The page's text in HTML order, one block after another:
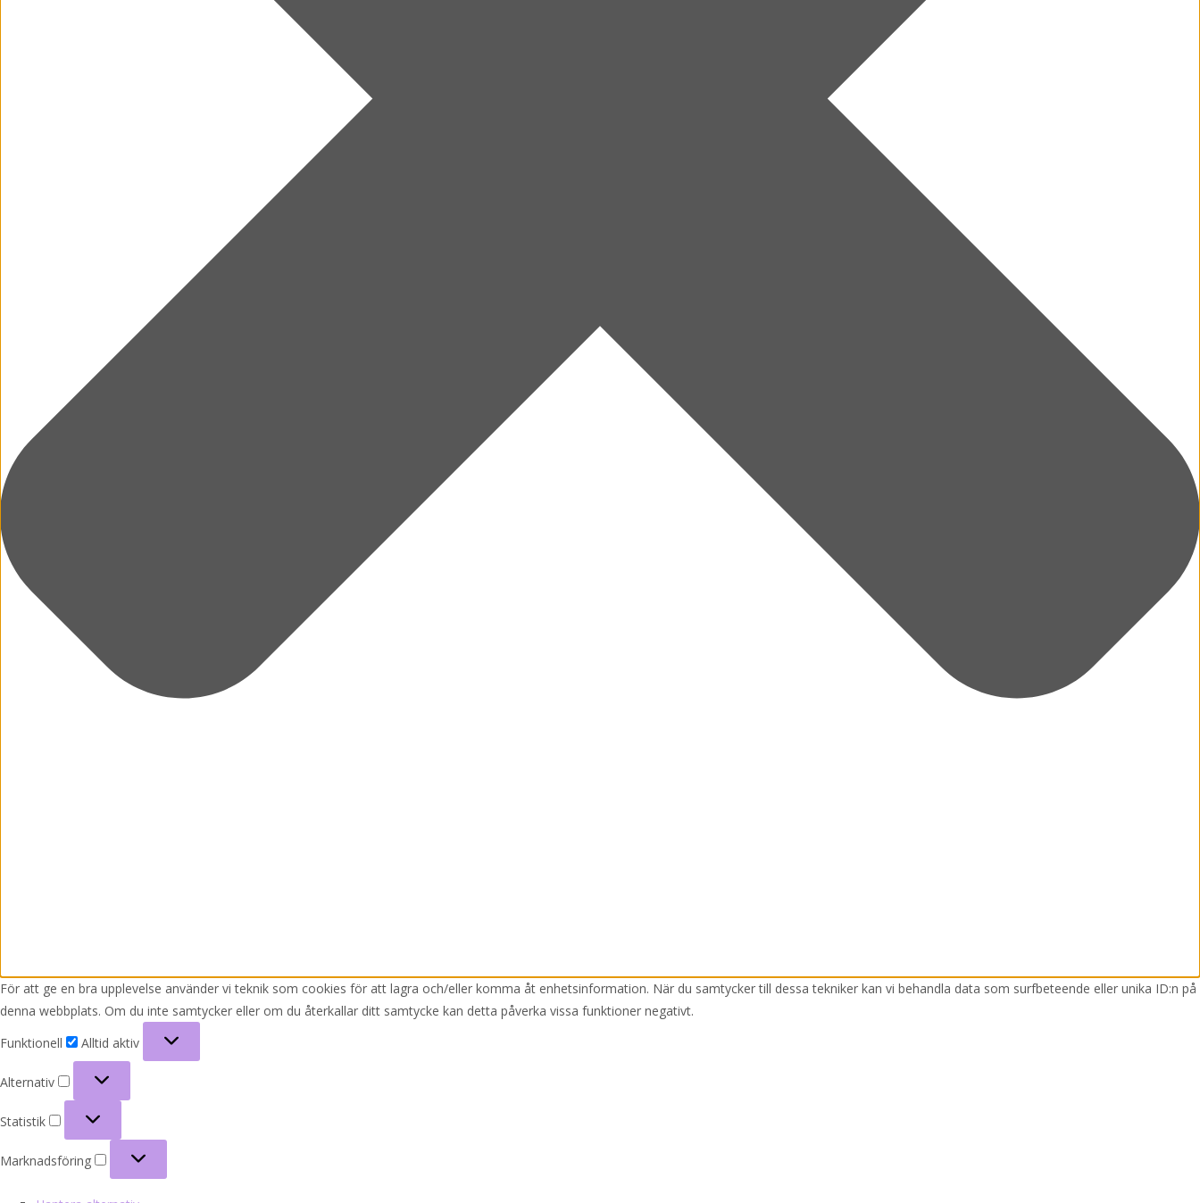
För att ge en bra upplevelse använder vi teknik som cookies för att lagra och/eller komma åt enhetsinformation. När du samtycker till dessa tekniker kan vi behandla data som surfbeteende eller unika ID:n på
denna webbplats. Om du inte samtycker eller om du återkallar ditt samtycke kan detta påverka vissa funktioner negativt.
Funktionell
Alltid aktiv
Alternativ
Alternativ
Statistik
Statistik
Marknadsföring
Marknadsföring